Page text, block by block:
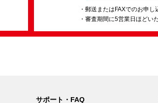
・郵送またはFAXでのお申し
・審査期間に5営業日ほどい
サポート・FAQ